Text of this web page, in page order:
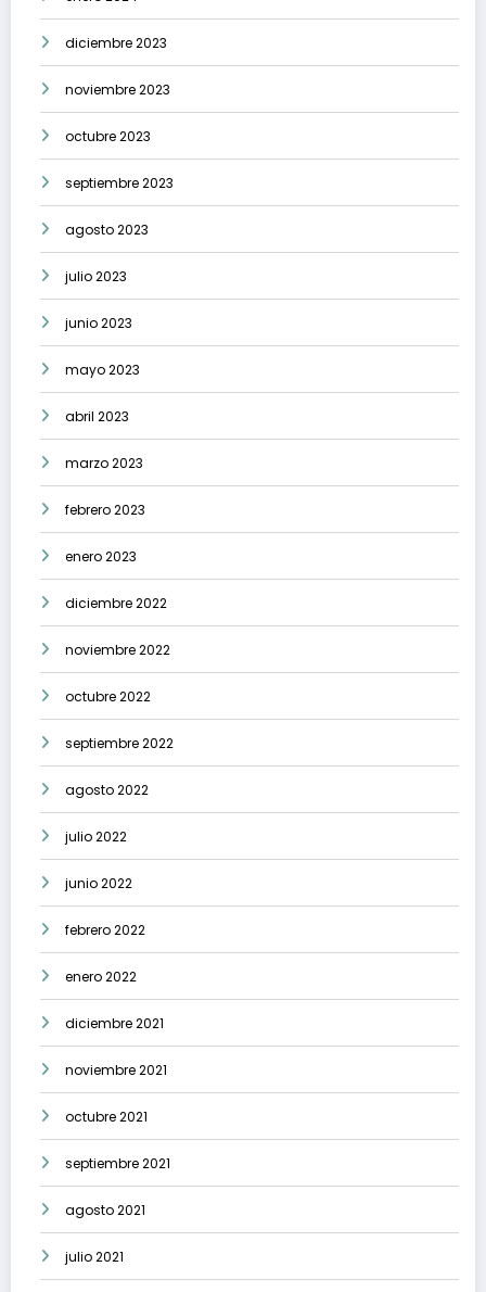
diciembre 2023
noviembre 2023
octubre 2023
septiembre 2023
agosto 2023
julio 2023
junio 2023
mayo 2023
abril 2023
marzo 2023
febrero 2023
enero 2023
diciembre 2022
noviembre 2022
octubre 2022
septiembre 2022
agosto 2022
julio 2022
junio 2022
febrero 2022
enero 2022
diciembre 2021
noviembre 2021
octubre 2021
septiembre 2021
agosto 2021
julio 2021